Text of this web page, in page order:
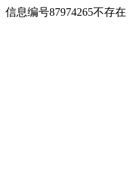
信息编号87974265不存在